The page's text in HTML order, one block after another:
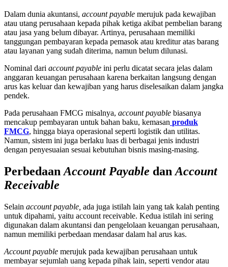
Dalam dunia akuntansi, account payable merujuk pada kewajiban
atau utang perusahaan kepada pihak ketiga akibat pembelian barang
atau jasa yang belum dibayar. Artinya, perusahaan memiliki
tanggungan pembayaran kepada pemasok atau kreditur atas barang
atau layanan yang sudah diterima, namun belum dilunasi.
Nominal dari account payable ini perlu dicatat secara jelas dalam
anggaran keuangan perusahaan karena berkaitan langsung dengan
arus kas keluar dan kewajiban yang harus diselesaikan dalam jangka
pendek.
Pada perusahaan FMCG misalnya, account payable biasanya
mencakup pembayaran untuk bahan baku, kemasan produk
FMCG, hingga biaya operasional seperti logistik dan utilitas.
Namun, sistem ini juga berlaku luas di berbagai jenis industri
dengan penyesuaian sesuai kebutuhan bisnis masing-masing.
Perbedaan Account Payable dan Account
Receivable
Selain account payable, ada juga istilah lain yang tak kalah penting
untuk dipahami, yaitu account receivable. Kedua istilah ini sering
digunakan dalam akuntansi dan pengelolaan keuangan perusahaan,
namun memiliki perbedaan mendasar dalam hal arus kas.
Account payable merujuk pada kewajiban perusahaan untuk
membayar sejumlah uang kepada pihak lain, seperti vendor atau